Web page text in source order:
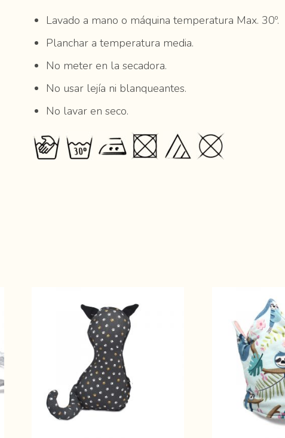
Lavado a mano o máquina temperatura Max. 30º.
Planchar a temperatura media.
No meter en la secadora.
No usar lejía ni blanqueantes.
No lavar en seco.